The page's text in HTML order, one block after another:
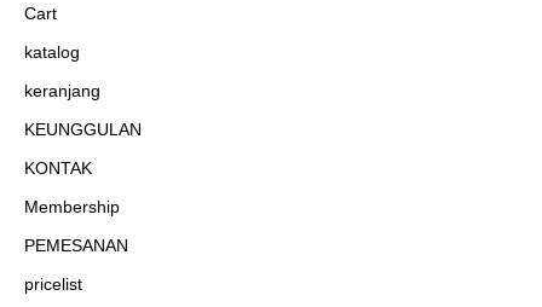
Cart
katalog
keranjang
KEUNGGULAN
KONTAK
Membership
PEMESANAN
pricelist